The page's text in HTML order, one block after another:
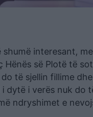
interesant,
Hënës së Plotë të
të sjellin fillime
i dytë i verës nuk do
ndryshimet e